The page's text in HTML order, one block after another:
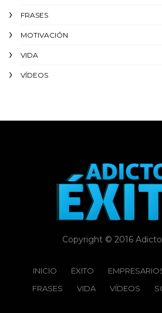
FRASES
MOTIVACIÓN
VIDA
VÍDEOS
Copyright © 2016
INICIO ÉXITO‬
FRASES
VIDA VÍDEOS